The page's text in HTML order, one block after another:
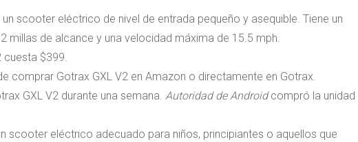
un scooter eléctrico de nivel de entrada pequeño y asequible. Tiene un
millas de alcance y una velocidad máxima de 15.5 mph.
cuesta $399.
comprar Gotrax GXL V2 en Amazon o directamente en Gotrax.
GXL V2 durante una semana. Autoridad de Androidcompró la unidad
scooter eléctrico adecuado para niños, principiantes o aquellos que